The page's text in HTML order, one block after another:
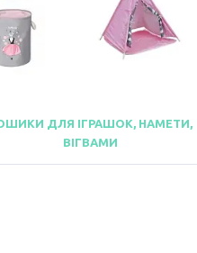
ДЛЯ ІГРАШОК, НАМЕТИ,
ВІГВАМИ